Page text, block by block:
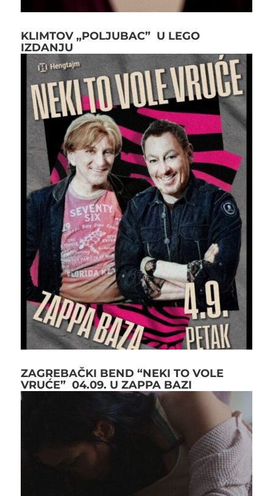
KLIMTOV „POLJUBAC” U LEGO
IZDANJU
ZAGREBAČKI BEND “NEKI TO VOLE
VRUĆE” 04.09. U ZAPPA BAZI